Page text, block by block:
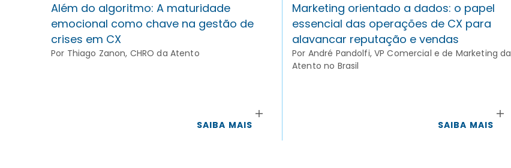
Além do algoritmo: A maturidade
emocional como chave na gestão de
crises em CX
Por Thiago Zanon, CHRO da Atento
SAIBA MAIS
Marketing orientado a dados: o papel
essencial das operações de CX para
alavancar reputação e vendas
Por André Pandolfi, VP Comercial e de Marketing da
Atento no Brasil
SAIBA MAIS